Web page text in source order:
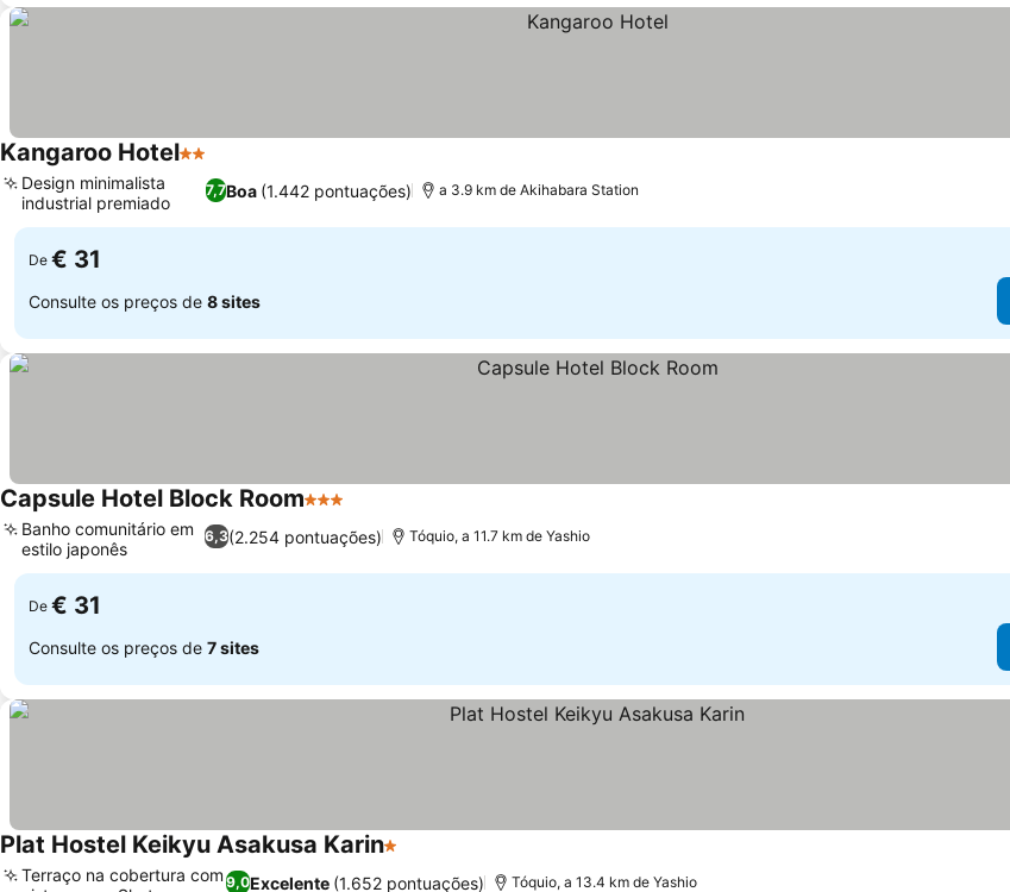
Kangaroo Hotel2 Estrelas
7,7Boa (1.442 pontuações)
Design minimalista
industrial premiado
a 3.9 km de Akihabara Station
De € 31
Consulte os preços de 8 sites
Capsule Hotel Block Room3 Estrelas
6,3(2.254 pontuações)
Banho comunitário em
estilo japonês
Tóquio, a 11.7 km de Yashio
De € 31
Consulte os preços de 7 sites
Plat Hostel Keikyu Asakusa Karin1 Estrelas
9,0Excelente (1.652 pontuações)
Terraço na cobertura com
Tóquio, a 13.4 km de Yashio